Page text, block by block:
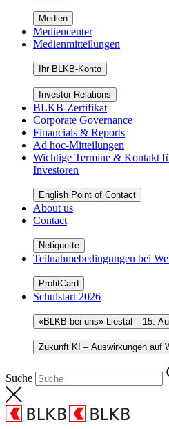
Medien
Mediencenter
Medienmitteilungen
Ihr BLKB-Konto
Investor Relations
BLKB-Zertifikat
Corporate Governance
Financials & Reports
Ad hoc-Mitteilungen
Wichtige Termine & Kontakt
Investoren
English Point of Contact
About us
Contact
Netiquette
Teilnahmebedingungen bei
ProfitCard
Schulstart 2026
«BLKB bei uns» Liestal – 15.
Zukunft KI – Auswirkungen auf
Suche